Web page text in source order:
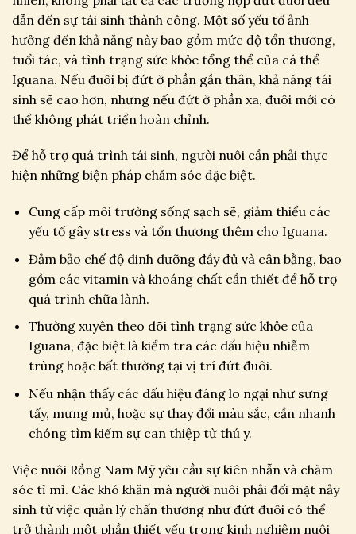
dẫn đến sự tái sinh thành công. Một số yếu tố ảnh
hưởng đến khả năng này bao gồm mức độ tổn thương,
tuổi tác, và tình trạng sức khỏe tổng thể của cá thể
Iguana. Nếu đuôi bị đứt ở phần gần thân, khả năng tái
sinh sẽ cao hơn, nhưng nếu đứt ở phần xa, đuôi mới có
thể không phát triển hoàn chỉnh.
Để hỗ trợ quá trình tái sinh, người nuôi cần phải thực
hiện những biện pháp chăm sóc đặc biệt.
Cung cấp môi trường sống sạch sẽ, giảm thiểu các
yếu tố gây stress và tổn thương thêm cho Iguana.
Đảm bảo chế độ dinh dưỡng đầy đủ và cân bằng, bao
gồm các vitamin và khoáng chất cần thiết để hỗ trợ
quá trình chữa lành.
Thường xuyên theo dõi tình trạng sức khỏe của
Iguana, đặc biệt là kiểm tra các dấu hiệu nhiễm
trùng hoặc bất thường tại vị trí đứt đuôi.
Nếu nhận thấy các dấu hiệu đáng lo ngại như sưng
tấy, mưng mủ, hoặc sự thay đổi màu sắc, cần nhanh
chóng tìm kiếm sự can thiệp từ thú y.
Việc nuôi Rồng Nam Mỹ yêu cầu sự kiên nhẫn và chăm
sóc tỉ mỉ. Các khó khăn mà người nuôi phải đối mặt nảy
sinh từ việc quản lý chấn thương như đứt đuôi có thể
trở thành một phần thiết yếu trong kinh nghiệm nuôi